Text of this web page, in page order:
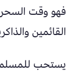
فهو وقت السحر
القائمين
يستحب للمسلم